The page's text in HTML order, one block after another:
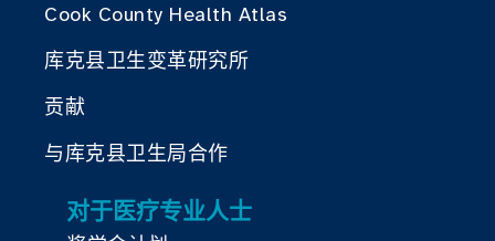
Cook County Health Atlas
库克县卫生变革研究所
贡献
与库克县卫生局合作
对于医疗专业人士